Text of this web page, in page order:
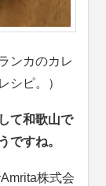
ンカのカレ
シピ。）
て和歌山で
ですね。
株式会